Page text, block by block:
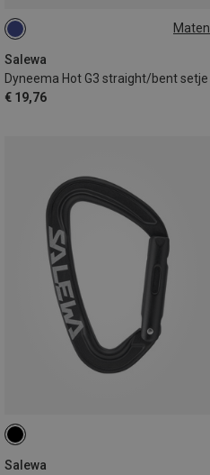
Maten
Salewa
Dyneema Hot G3 straight/bent setje
€ 19,76
ONE SIZE
Salewa